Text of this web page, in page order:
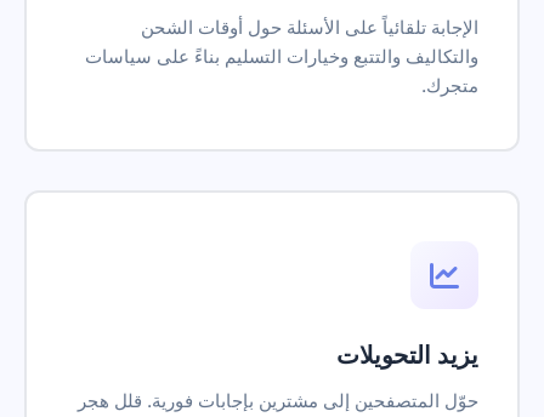
الإجابة تلقائياً على الأسئلة حول أوقات الشحن
والتكاليف والتتبع وخيارات التسليم بناءً على سياسات
متجرك.
يزيد التحويلات
حوّل المتصفحين إلى مشترين بإجابات فورية. قلل هجر